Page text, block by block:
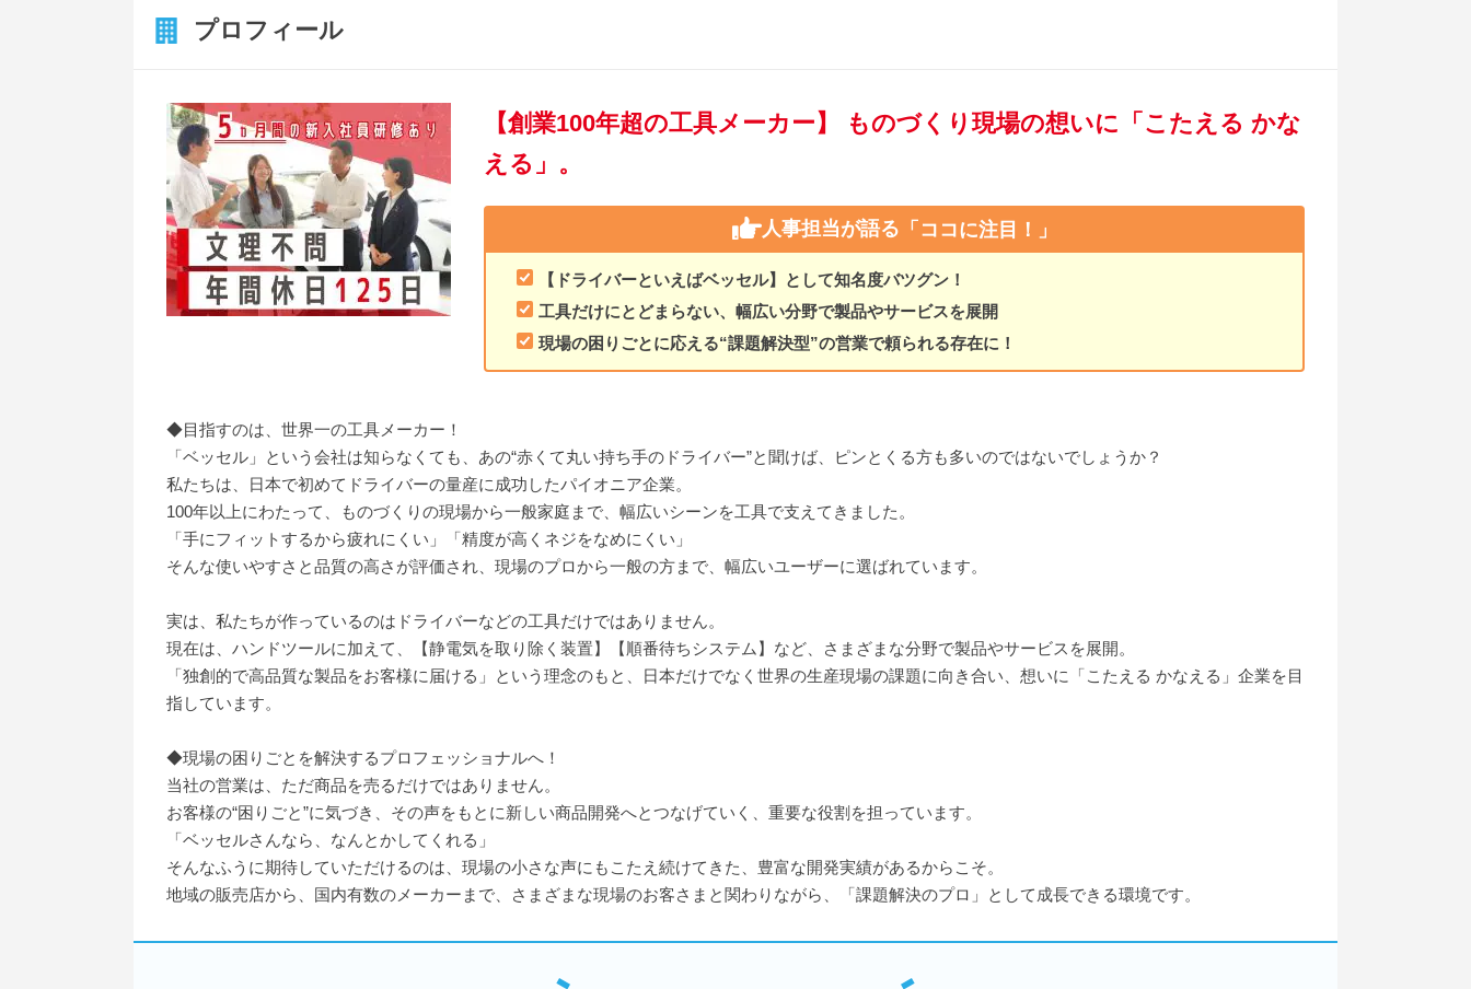
プロフィール
【創業100年超の工具メーカー】 ものづくり現場の想いに「こたえる かな
える」。
人事担当が語る 「ココに注目！」
【ドライバーといえばベッセル】として知名度バツグン！
工具だけにとどまらない、幅広い分野で製品やサービスを展開
現場の困りごとに応える“課題解決型”の営業で頼られる存在に！
◆目指すのは、世界一の工具メーカー！
「ベッセル」という会社は知らなくても、あの“赤くて丸い持ち手のドライバー”と聞けば、ピンとくる方も多いのではないでしょうか？
私たちは、日本で初めてドライバーの量産に成功したパイオニア企業。
100年以上にわたって、ものづくりの現場から一般家庭まで、幅広いシーンを工具で支えてきました。
「手にフィットするから疲れにくい」「精度が高くネジをなめにくい」
そんな使いやすさと品質の高さが評価され、現場のプロから一般の方まで、幅広いユーザーに選ばれています。
実は、私たちが作っているのはドライバーなどの工具だけではありません。
現在は、ハンドツールに加えて、【静電気を取り除く装置】【順番待ちシステム】など、さまざまな分野で製品やサービスを展開。
「独創的で高品質な製品をお客様に届ける」という理念のもと、日本だけでなく世界の生産現場の課題に向き合い、想いに「こたえる かなえる」企業を目
指しています。
◆現場の困りごとを解決するプロフェッショナルへ！
当社の営業は、ただ商品を売るだけではありません。
お客様の“困りごと”に気づき、その声をもとに新しい商品開発へとつなげていく、重要な役割を担っています。
「ベッセルさんなら、なんとかしてくれる」
そんなふうに期待していただけるのは、現場の小さな声にもこたえ続けてきた、豊富な開発実績があるからこそ。
地域の販売店から、国内有数のメーカーまで、さまざまな現場のお客さまと関わりながら、「課題解決のプロ」として成長できる環境です。